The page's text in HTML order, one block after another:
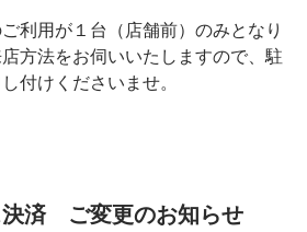
利用が１台（店舗前）のみとなり
方法をお伺いいたしますので、駐
付けくださいませ。
済 ご変更のお知らせ